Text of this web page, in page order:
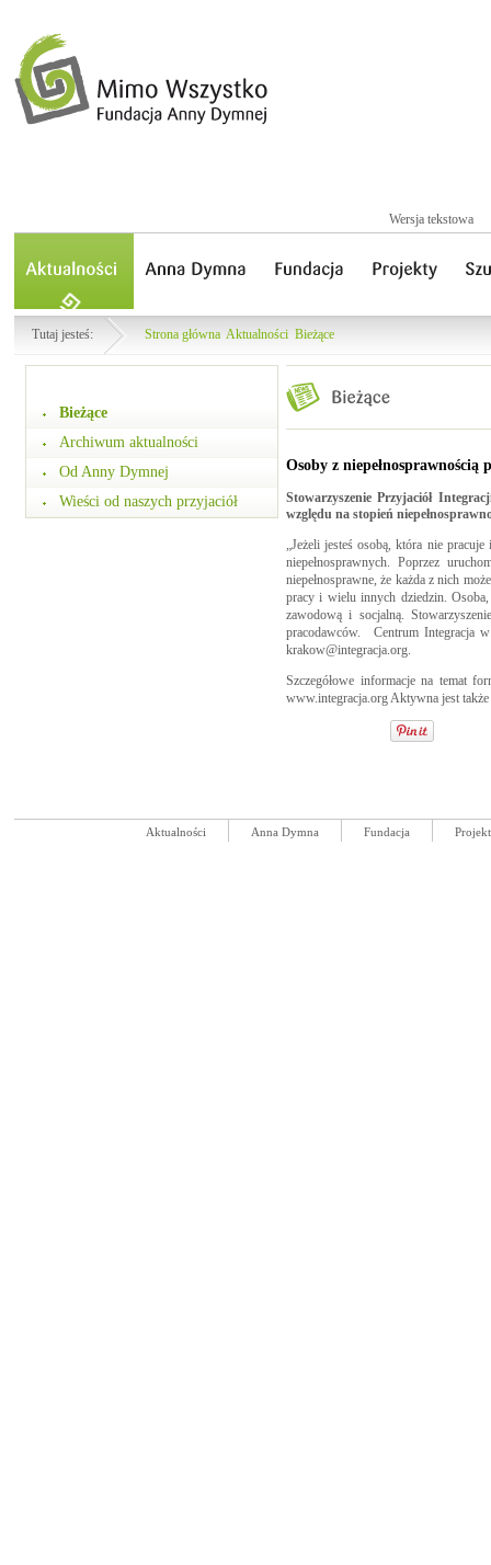
Wersja tekstowa
Tutaj jesteś: Strona główna Aktualności Bieżące
Bieżące
Archiwum aktualności
Od Anny Dymnej
Wieści od naszych przyjaciół
Osoby z niepełnosprawnością
Stowarzyszenie Przyjaciół
względu na stopień
„Jeżeli jesteś osobą, która nie
niepełnosprawnych. Poprzez
niepełnosprawne, że każda z nich
pracy i wielu innych dziedzin. Osoba,
zawodową i socjalną.
pracodawców. Centrum Integracja
krakow@integracja.org.
Szczegółowe informacje na temat
www.integracja.org Aktywna jest
Aktualności Anna Dymna Fundacja